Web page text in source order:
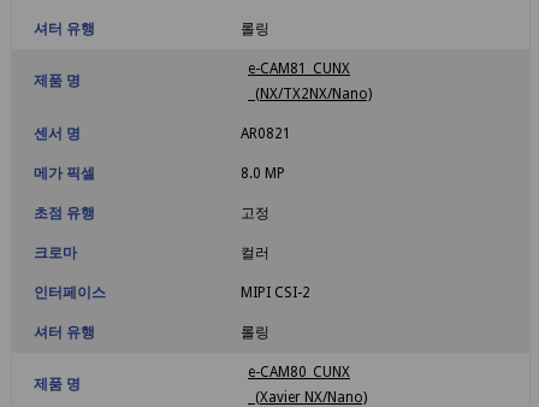
셔터 유행 롤링
제품 명
e-CAM81_CUNX
(NX/TX2NX/Nano)
센서 명 AR0821
메가 픽셀 8.0 MP
초점 유행 고정
크로마 컬러
인터페이스 MIPI CSI-2
셔터 유행 롤링
제품 명
e-CAM80_CUNX
(Xavier NX/Nano)